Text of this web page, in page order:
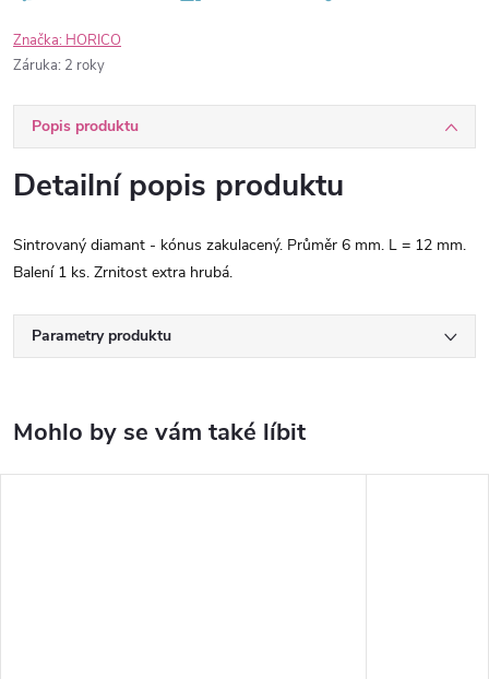
Značka: HORICO
Záruka: 2 roky
Popis produktu
Detailní popis produktu
Sintrovaný diamant - kónus zakulacený. Průměr 6 mm. L = 12 mm.
Balení 1 ks. Zrnitost extra hrubá.
Parametry produktu